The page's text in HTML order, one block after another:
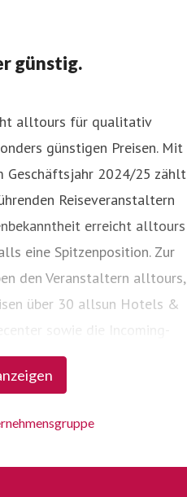
günstig.
alltours für qualitativ
günstigen Preisen. Mit
Geschäftsjahr 2024/25 zählt
Reiseveranstaltern
erreicht alltours
eine Spitzenposition. Zur
den Veranstaltern alltours,
über 30 allsun Hotels &
sowie die Incoming-
und alltours travel
Türkei.
günstig.